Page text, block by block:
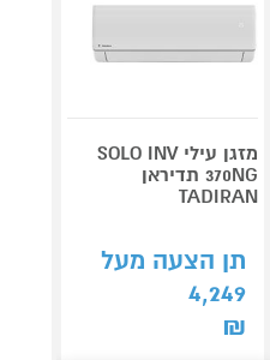
מזגן עילי SOLO INV
370NG תדיראן
TADIRAN
תן הצעה מעל
4,249
₪